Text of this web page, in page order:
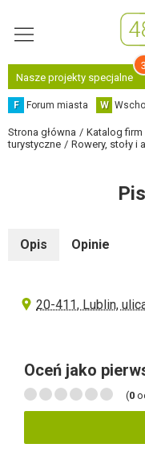
Nasze projekty specjalne
3
F Forum miasta W
Strona główna Katalog firm
turystyczne
Rowery, stoły i
Opis Opinie
20-411, Lublin,
Oceń jako
(0